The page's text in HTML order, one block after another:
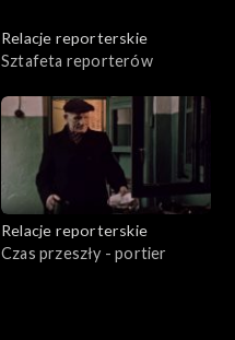
Relacje reporterskie
Sztafeta reporterów
Relacje reporterskie
Czas przeszły - portier